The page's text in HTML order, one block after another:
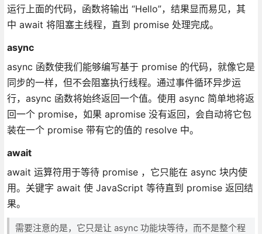
运行上面的代码，函数将输出 “Hello”，结果显而易见，其
中 await 将阻塞主线程，直到 promise 处理完成。
async
async 函数使我们能够编写基于 promise 的代码，就像它是
同步的一样，但不会阻塞执行线程。通过事件循环异步运
行，async 函数将始终返回一个值。使用 async 简单地将返
回一个 promise，如果 apromise 没有返回，会自动将它包
装在一个 promise 带有它的值的 resolve 中。
await
await 运算符用于等待 promise ，它只能在 async 块内使
用。关键字 await 使 JavaScript 等待直到 promise 返回结
果。
需要注意的是，它只是让 async 功能块等待，而不是整个程